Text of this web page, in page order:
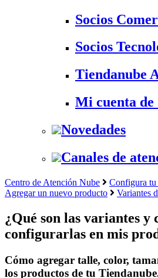
Socios
Socios
Tiendanube
Mi cuenta de
Novedades
Canales de
Centro de Atención Nube Configura tu
Agregar un nuevo producto
Variantes
¿Qué son las variantes y
configurarlas en mis
Cómo agregar talle, color,
los productos de tu